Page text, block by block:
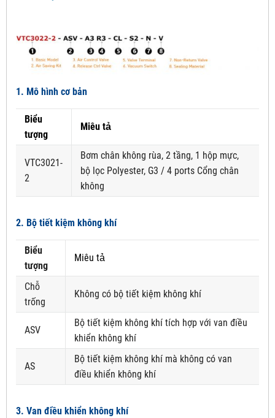
1. Mô hình cơ bản
Biểu
tượng
Miêu tả
VTC3021-
2
Bơm chân không rùa, 2 tầng, 1 hộp mực,
bộ lọc Polyester, G3 / 4 ports Cổng chân
không
2. Bộ tiết kiệm không khí
Biểu
tượng
Miêu tả
Chỗ
trống
Không có bộ tiết kiệm không khí
ASV
Bộ tiết kiệm không khí tích hợp với van điều
khiển không khí
AS
Bộ tiết kiệm không khí mà không có van
điều khiển không khí
3. Van điều khiển không khí